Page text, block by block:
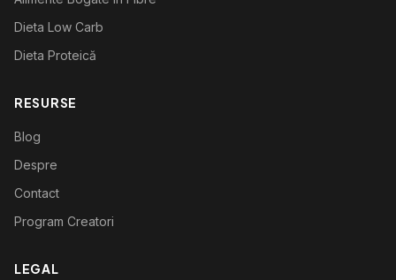
Dieta Low Carb
Dieta Proteică
RESURSE
Blog
Despre
Contact
Program Creatori
LEGAL